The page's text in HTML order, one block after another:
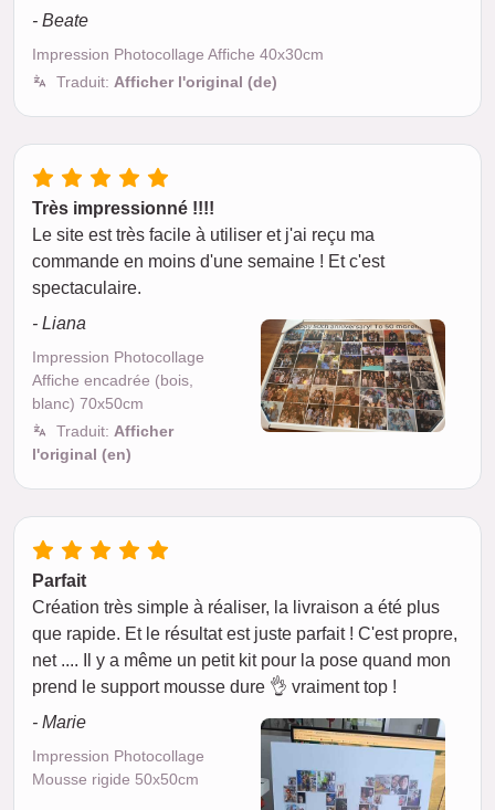
- Beate
Impression Photocollage Affiche 40x30cm
Traduit: Afficher l'original (de)
Très impressionné !!!!
Le site est très facile à utiliser et j'ai reçu ma
commande en moins d'une semaine ! Et c'est
spectaculaire.
- Liana
Impression Photocollage
Affiche encadrée (bois,
blanc) 70x50cm
Traduit: Afficher
l'original (en)
Parfait
Création très simple à réaliser, la livraison a été plus
que rapide. Et le résultat est juste parfait ! C'est propre,
net .... Il y a même un petit kit pour la pose quand mon
prend le support mousse dure 👌 vraiment top !
- Marie
Impression Photocollage
Mousse rigide 50x50cm